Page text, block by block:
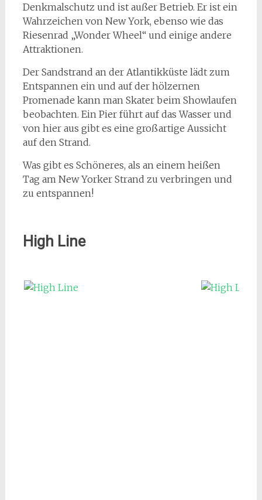
Denkmalschutz und ist außer Betrieb. Er ist ein
Wahrzeichen von New York, ebenso wie das
Riesenrad „Wonder Wheel“ und einige andere
Attraktionen.
Der Sandstrand an der Atlantikküste lädt zum
Entspannen ein und auf der hölzernen
Promenade kann man Skater beim Showlaufen
beobachten. Ein Pier führt auf das Wasser und
von hier aus gibt es eine großartige Aussicht
auf den Strand.
Was gibt es Schöneres, als an einem heißen
Tag am New Yorker Strand zu verbringen und
zu entspannen!
High Line